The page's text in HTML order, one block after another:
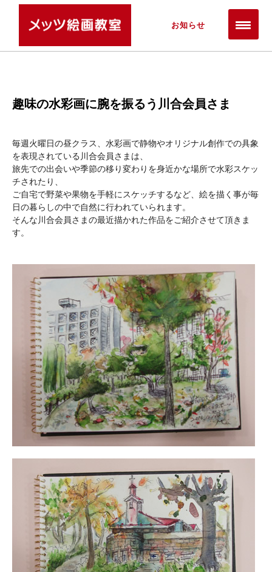
お知らせ
趣味の水彩画に腕を振るう川合会員さま
毎週火曜日の昼クラス、水彩画で静物やオリジナル創作での具象
を表現されている川合会員さまは、
旅先での出会いや季節の移り変わりを身近かな場所で水彩スケッ
チされたり、
ご自宅で野菜や果物を手軽にスケッチするなど、絵を描く事が毎
日の暮らしの中で自然に行われていられます。
そんな川合会員さまの最近描かれた作品をご紹介させて頂きま
す。